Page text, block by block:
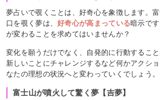
夢占いで覗くことは、好奇心を象徴します。
口を覗く夢は、好奇心が高まっている暗示で
が変わることを求めてはいませんか？
変化を願うだけでなく、自発的に行動すること
新しいことにチャレンジするなど何かアクシ
なたの理想の状況へと変わっていくでしょう。
富士山が噴火して驚く夢【吉夢】